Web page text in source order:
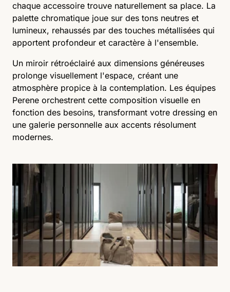
chaque accessoire trouve naturellement sa place. La
palette chromatique joue sur des tons neutres et
lumineux, rehaussés par des touches métallisées qui
apportent profondeur et caractère à l'ensemble.
Un miroir rétroéclairé aux dimensions généreuses
prolonge visuellement l'espace, créant une
atmosphère propice à la contemplation. Les équipes
Perene orchestrent cette composition visuelle en
fonction des besoins, transformant votre dressing en
une galerie personnelle aux accents résolument
modernes.